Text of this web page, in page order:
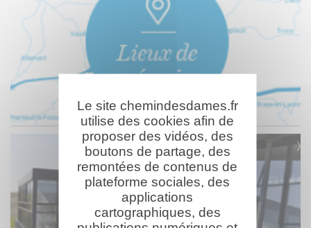
Le site chemindesdames.fr
utilise des cookies afin de
proposer des vidéos, des
boutons de partage, des
remontées de contenus de
plateforme sociales, des
applications
cartographiques, des